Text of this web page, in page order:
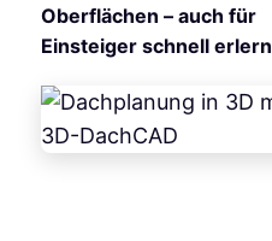
Oberflächen – auch für
Einsteiger schnell